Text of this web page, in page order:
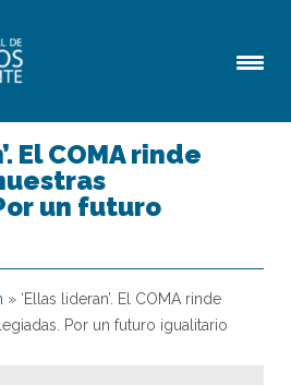
El COMA rinde
un futuro
» ‘Ellas lideran’. El COMA rinde
Por un futuro igualitario